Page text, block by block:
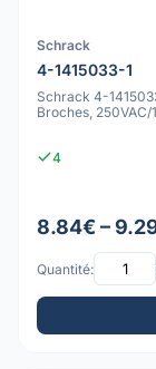
Schrack
4-1415033-1
Schrack 4-
Broches, 250VAC/
4
8.84€ –
Quantité: